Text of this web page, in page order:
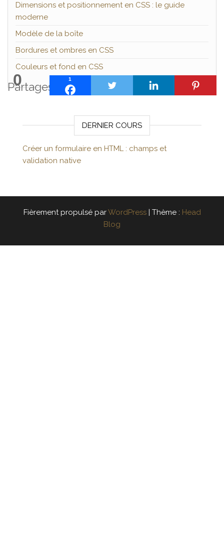
0
Partages
1
Dimensions et positionnement en CSS : le guide
moderne
Modèle de la boîte
Bordures et ombres en CSS
Couleurs et fond en CSS
DERNIER COURS
Créer un formulaire en HTML : champs et
validation native
Fièrement propulsé parWordPress | Thème : Head
Blog